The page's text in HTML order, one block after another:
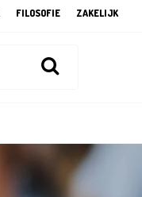
FILOSOFIE ZAKELIJK